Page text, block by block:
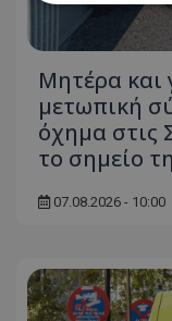
Μητέρα και
μετωπική
όχημα στις
το σημείο
07.08.2026 - 10:00
Τα
βασικές
Ο ιστότοπος
usprivacy